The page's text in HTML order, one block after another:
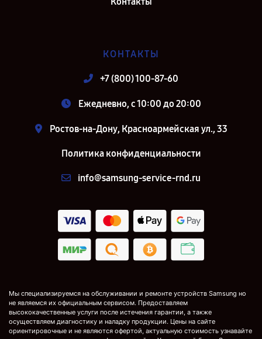
КОНТАКТЫ
+7 (800) 100-87-60
Ежедневно, с 10:00 до 20:00
Ростов-на-Дону, Красноармейская ул., 33
Политика конфиденциальности
info@samsung-service-rnd.ru
Мы специализируемся на обслуживании и ремонте устройств Samsung но
не являемся их официальным сервисом. Предоставляем
высококачественные услуги после истечения гарантии, а также
осуществляем диагностику и наладку продукции. Цены на сайте
ориентировочные и не являются офертой, актуальную стоимость узнавайте